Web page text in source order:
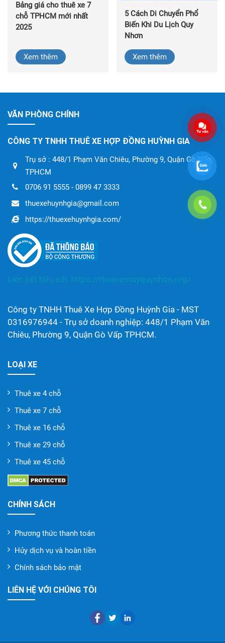
Bảng giá cho thuê xe 7
chỗ TPHCM mới nhất
2025
Xem thêm
5 Cách Di Chuyển Phổ
Biến Khi Du Lịch Quy
Nhơn
Xem thêm
VĂN PHÒNG CHÍNH
CÔNG TY TNHH THUÊ XE HỢP ĐỒNG HUỲNH GIA
Trụ sở : 448/1 Phạm Văn Chiêu, Phường 9, Quận Gò Vấp,
TPHCM
0706 91 5555 - 0899 47 3333
thuexehuynhgia@gmail.com
https://thuexehuynhgia.com/
Liên kết hữu ích: https://thuexemayquynhon.org/
Công ty TNHH Thuê Xe Hợp Đồng Huỳnh Gia - MST
0316976944 - Trụ sở doanh nghiệp: 448/1 Phạm Văn
Chiêu, Phường 9, Quận Gò Vấp TPHCM.
LOẠI XE
Thuê xe 4 chỗ
Thuê xe 7 chỗ
Thuê xe 16 chỗ
Thuê xe 29 chỗ
Thuê xe 45 chỗ
CHÍNH SÁCH
Phương thức thanh toán
Hủy dịch vụ và hoàn tiền
Chính sách bảo mật
LIÊN HỆ VỚI CHÚNG TÔI